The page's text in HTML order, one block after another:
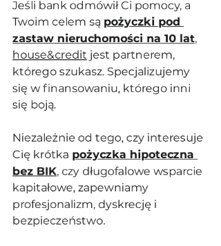
Jeśli bank odmówił Ci pomocy, a
Twoim celem są pożyczki pod
zastaw nieruchomości na 10 lat,
house&credit jest partnerem,
którego szukasz. Specjalizujemy
się w finansowaniu, którego inni
się boją.
Niezależnie od tego, czy interesuje
Cię krótka pożyczka hipoteczna
bez BIK, czy długofalowe wsparcie
kapitałowe, zapewniamy
profesjonalizm, dyskrecję i
bezpieczeństwo.